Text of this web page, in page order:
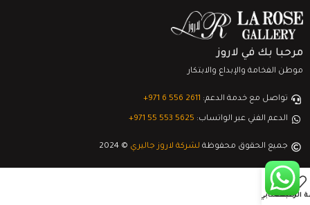
مرحبا بك في لاروز
موطن الفخامة والإبداع والابتكار
تواصل مع خدمة الدعم: ‎+971 6 556 2611
الدعم الفني عبر الواتساب: ‎+971 55 553 5625
جميع الحقوق محفوظة لشركة لاروز جاليري © 2024
الرغبات
السلةحسابي